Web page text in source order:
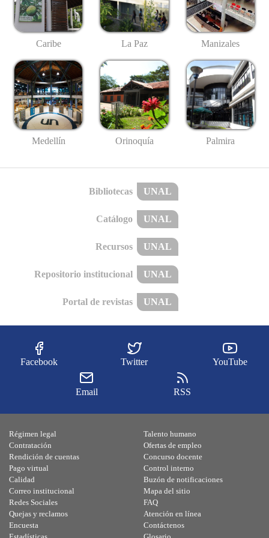
Caribe La Paz Manizales
Medellín Orinoquía Palmira
Bibliotecas UNAL
Catálogo UNAL
Recursos UNAL
Repositorio institucional UNAL
Portal de revistas UNAL
Facebook Twitter YouTube
Email RSS
Régimen legal
Contratación
Rendición de cuentas
Pago virtual
Calidad
Talento humano
Ofertas de empleo
Concurso docente
Control interno
Buzón de notificaciones
Correo institucional
Redes Sociales
Quejas y reclamos
Encuesta
Mapa del sitio
FAQ
Atención en línea
Contáctenos